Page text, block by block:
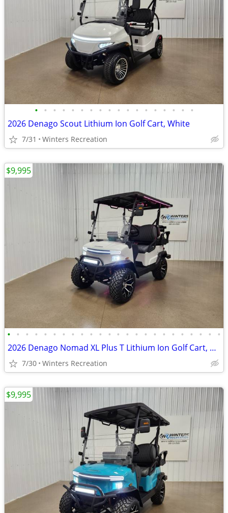
• • • • • • • • • • • • • • • • • •
2026 Denago Scout Lithium Ion Golf Cart, White
7/31 Winters Recreation
• • • • • • • • • • • • • • • • • • • • • • • •
2026 Denago Nomad XL Plus T Lithium Ion Golf Cart, Matte White
7/30 Winters Recreation
$9,995
$9,995